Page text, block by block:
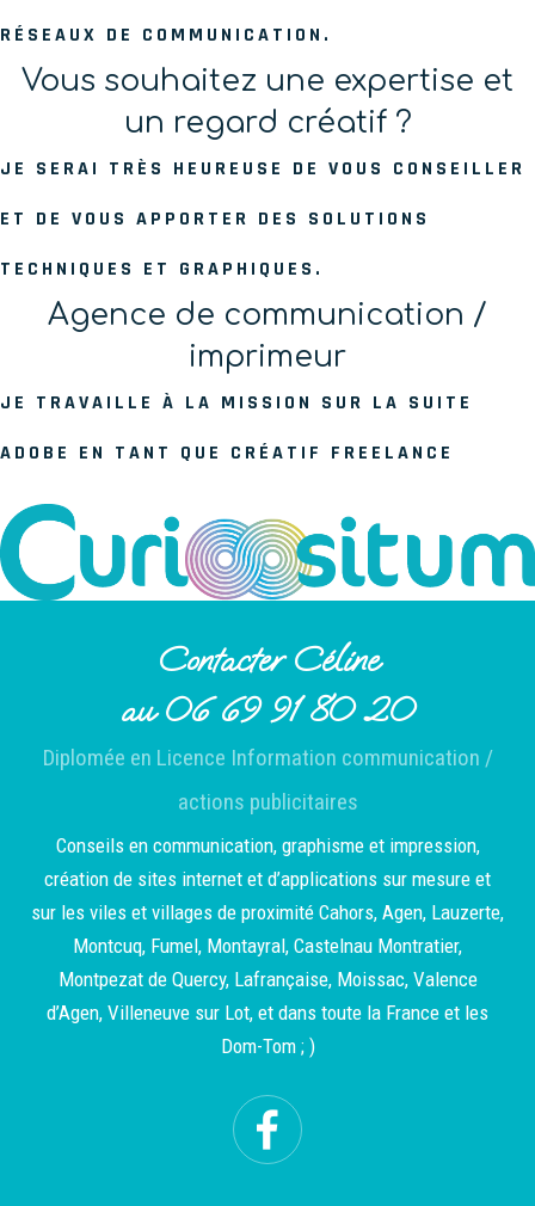
RÉSEAUX DE COMMUNICATION.
Vous souhaitez une expertise et
un regard créatif ?
JE SERAI TRÈS HEUREUSE DE VOUS CONSEILLER
ET DE VOUS APPORTER DES SOLUTIONS
TECHNIQUES ET GRAPHIQUES.
Agence de communication /
imprimeur
JE TRAVAILLE À LA MISSION SUR LA SUITE
ADOBE EN TANT QUE CRÉATIF FREELANCE
Contacter Céline
au 06 69 91 80 20
Diplomée en Licence Information communication /
actions publicitaires
Conseils en communication, graphisme et impression,
création de sites internet et d’applications sur mesure et
sur les viles et villages de proximité Cahors, Agen, Lauzerte,
Montcuq, Fumel, Montayral, Castelnau Montratier,
Montpezat de Quercy, Lafrançaise, Moissac, Valence
d’Agen, Villeneuve sur Lot, et dans toute la France et les
Dom-Tom ; )